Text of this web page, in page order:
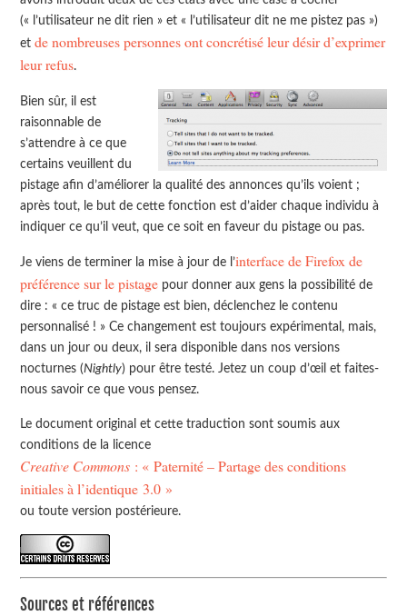
(« l’utilisateur ne dit rien » et « l’utilisateur dit ne me pistez pas »)
etde nombreuses personnes ont concrétisé leur désir d’exprimer
leur refus.
Bien sûr, il est
raisonnable de
s’attendre à ce que
certains veuillent du
pistage afin d’améliorer la qualité des annonces qu’ils voient ;
après tout, le but de cette fonction est d’aider chaque individu à
indiquer ce qu’il veut, que ce soit en faveur du pistage ou pas.
Je viens de terminer la mise à jour de l’interface de Firefox de
préférence sur le pistage pour donner aux gens la possibilité de
dire : « ce truc de pistage est bien, déclenchez le contenu
personnalisé ! » Ce changement est toujours expérimental, mais,
dans un jour ou deux, il sera disponible dans nos versions
nocturnes (Nightly) pour être testé. Jetez un coup d’œil et faites-
nous savoir ce que vous pensez.
Le document original et cette traduction sont soumis aux
conditions de la licence
Creative Commons : « Paternité – Partage des conditions
initiales à l’identique 3.0 »
ou toute version postérieure.
Sources et références